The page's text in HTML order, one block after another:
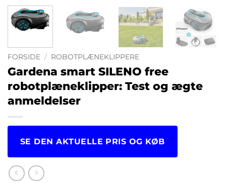
FORSIDE / ROBOTPLÆNEKLIPPERE
Gardena smart SILENO free
robotplæneklipper: Test og ægte
anmeldelser
SE DEN AKTUELLE PRIS OG KØB